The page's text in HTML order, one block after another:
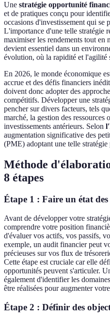
Une stratégie opportunité
et de pratiques conçu pour
occasions d'investissement qui se
L'importance d'une telle stratégie
maximiser les rendements tout en
devient essentiel dans un
évolution, où la rapidité et l'agilité
En 2026, le monde économique
accrue et des défis financiers
doivent donc adopter des
compétitifs. Développer une
pencher sur divers facteurs, tels
marché, la gestion des ressources
investissements antérieurs. Selon
augmentation significative des
(PME) adoptant une telle
Méthode
8 étapes
Étape 1 : Faire un état
Avant de développer votre
comprendre votre position
d'évaluer vos actifs, vos passifs,
exemple, un audit financier peut
précieuses sur vos flux de
Cette étape est cruciale car elle
opportunités peuvent s'articuler.
également d'identifier les
être réalisées pour augmenter
Étape 2 : Définir des